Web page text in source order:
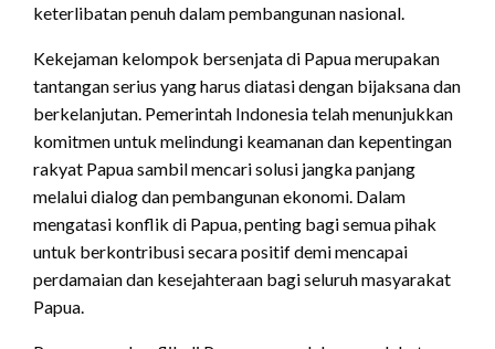
keterlibatan penuh dalam pembangunan nasional.
Kekejaman kelompok bersenjata di Papua merupakan
tantangan serius yang harus diatasi dengan bijaksana dan
berkelanjutan. Pemerintah Indonesia telah menunjukkan
komitmen untuk melindungi keamanan dan kepentingan
rakyat Papua sambil mencari solusi jangka panjang
melalui dialog dan pembangunan ekonomi. Dalam
mengatasi konflik di Papua, penting bagi semua pihak
untuk berkontribusi secara positif demi mencapai
perdamaian dan kesejahteraan bagi seluruh masyarakat
Papua.